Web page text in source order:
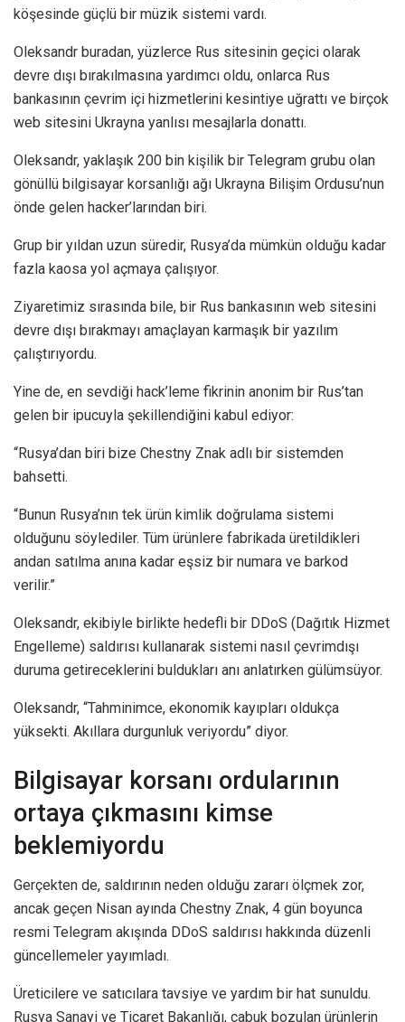
köşesinde güçlü bir müzik sistemi vardı.
Oleksandr buradan, yüzlerce Rus sitesinin geçici olarak
devre dışı bırakılmasına yardımcı oldu, onlarca Rus
bankasının çevrim içi hizmetlerini kesintiye uğrattı ve birçok
web sitesini Ukrayna yanlısı mesajlarla donattı.
Oleksandr, yaklaşık 200 bin kişilik bir Telegram grubu olan
gönüllü bilgisayar korsanlığı ağı Ukrayna Bilişim Ordusu’nun
önde gelen hacker’larından biri.
Grup bir yıldan uzun süredir, Rusya’da mümkün olduğu kadar
fazla kaosa yol açmaya çalışıyor.
Ziyaretimiz sırasında bile, bir Rus bankasının web sitesini
devre dışı bırakmayı amaçlayan karmaşık bir yazılım
çalıştırıyordu.
Yine de, en sevdiği hack’leme fikrinin anonim bir Rus’tan
gelen bir ipucuyla şekillendiğini kabul ediyor:
“Rusya’dan biri bize Chestny Znak adlı bir sistemden
bahsetti.
“Bunun Rusya’nın tek ürün kimlik doğrulama sistemi
olduğunu söylediler. Tüm ürünlere fabrikada üretildikleri
andan satılma anına kadar eşsiz bir numara ve barkod
verilir.”
Oleksandr, ekibiyle birlikte hedefli bir DDoS (Dağıtık Hizmet
Engelleme) saldırısı kullanarak sistemi nasıl çevrimdışı
duruma getireceklerini buldukları anı anlatırken gülümsüyor.
Oleksandr, “Tahminimce, ekonomik kayıpları oldukça
yüksekti. Akıllara durgunluk veriyordu” diyor.
Bilgisayar korsanı ordularının
ortaya çıkmasını kimse
beklemiyordu
Gerçekten de, saldırının neden olduğu zararı ölçmek zor,
ancak geçen Nisan ayında Chestny Znak, 4 gün boyunca
resmi Telegram akışında DDoS saldırısı hakkında düzenli
güncellemeler yayımladı.
Üreticilere ve satıcılara tavsiye ve yardım bir hat sunuldu.
Rusya Sanayi ve Ticaret Bakanlığı, çabuk bozulan ürünlerin